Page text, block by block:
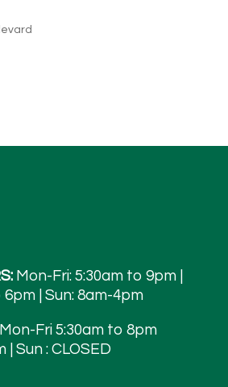
Mon-Fri: 5:30am to 9pm |
| Sun: 8am-4pm
Mon-Fri 5:30am to 8pm
| Sun : CLOSED